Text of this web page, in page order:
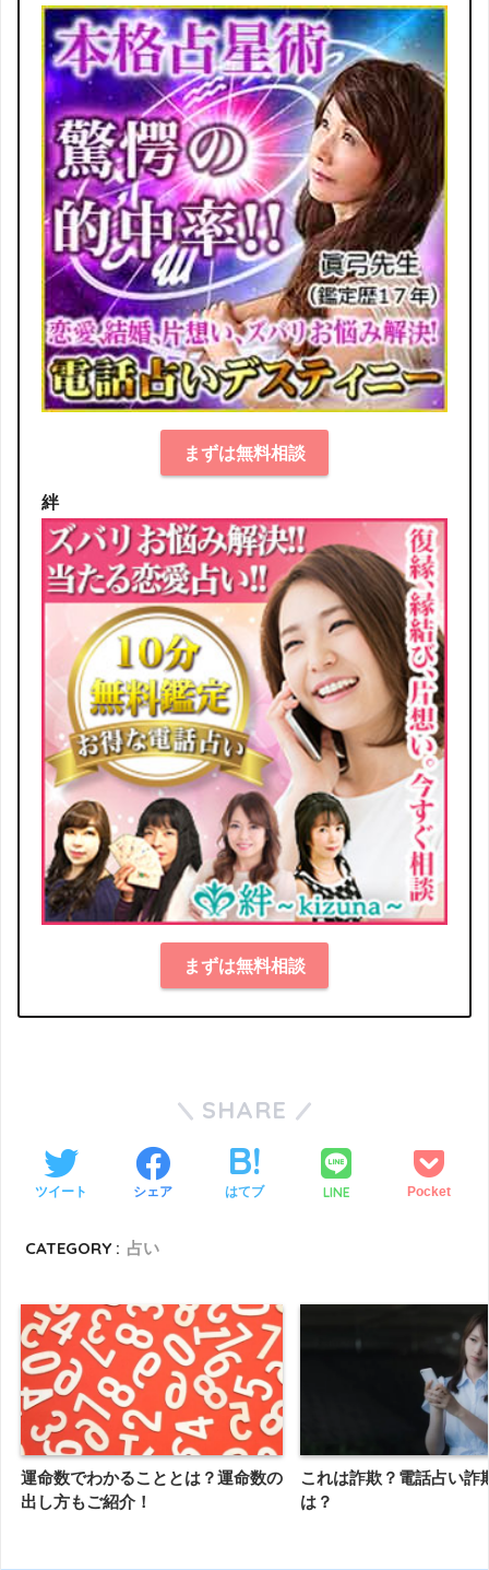
まずは無料相談
絆
まずは無料相談
SHARE
ツイート シェア はてブ LINE Pocket
CATEGORY : 占い
運命数でわかることとは？運命数の
出し方もご紹介！
これは詐欺？電話占い詐
は？